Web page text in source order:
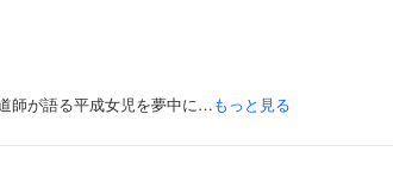
師が語る平成女児を夢中に…もっと見る